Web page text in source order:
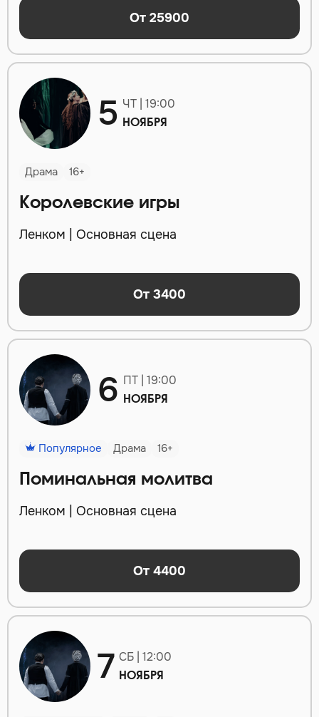
От 25900
5 ЧТ | 19:00
НОЯБРЯ
Драма 16+
Королевские игры
Ленком | Основная сцена
От 3400
6 ПТ | 19:00
НОЯБРЯ
Популярное Драма 16+
Поминальная молитва
Ленком | Основная сцена
От 4400
7 СБ | 12:00
НОЯБРЯ